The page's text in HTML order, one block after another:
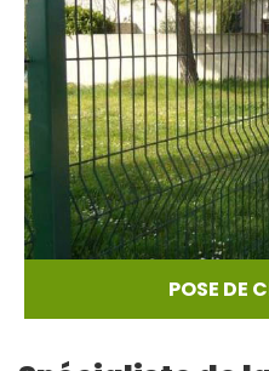
POSE DE